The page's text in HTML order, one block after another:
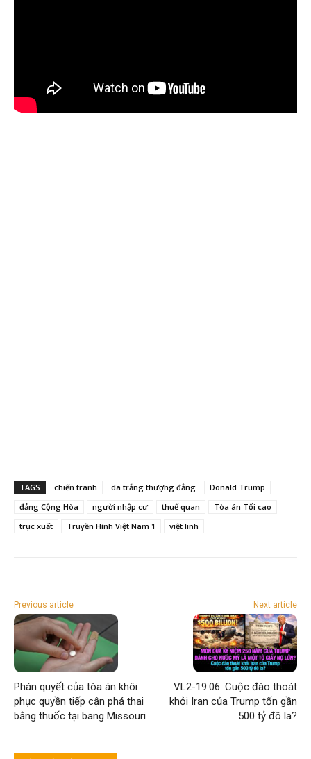
TAGS chiến tranh da trắng thượng đẳng
Donald Trump
đảng Cộng Hòa
người nhập cư thuế quan
Tòa án Tối cao
trục xuất
Truyền Hình Việt Nam 1 việt linh
Previous article
Phán quyết của tòa án khôi
phục quyền tiếp cận phá thai
bằng thuốc tại bang Missouri
Next article
VL2-19.06: Cuộc đào thoát
khỏi Iran của Trump tốn gần
500 tỷ đô la?